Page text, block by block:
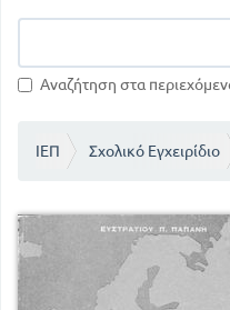
Αναζήτηση στα
ΙΕΠ Σχολικό Εγχειρίδιο